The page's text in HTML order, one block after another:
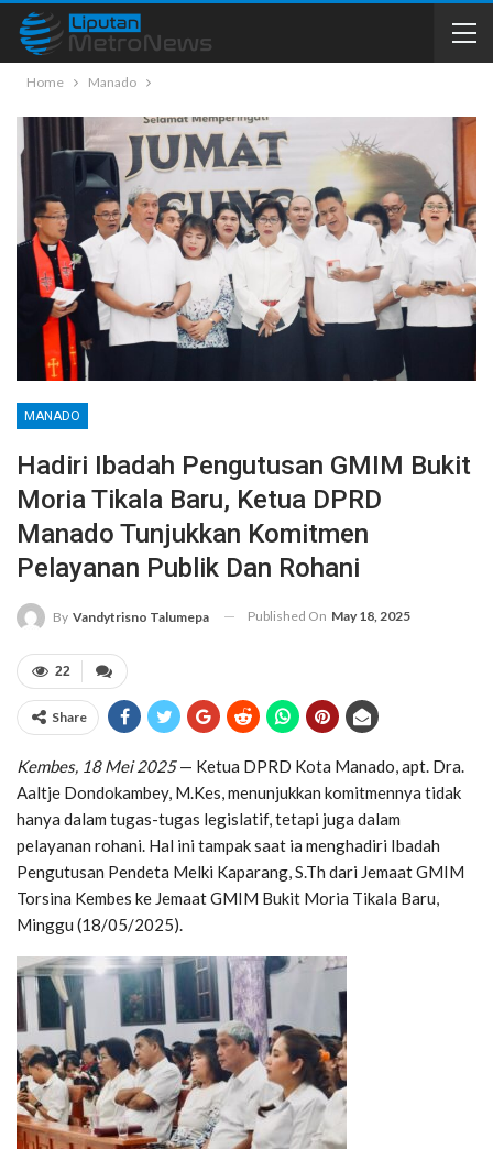
Home Manado
MANADO
Hadiri Ibadah Pengutusan GMIM Bukit
Moria Tikala Baru, Ketua DPRD
Manado Tunjukkan Komitmen
Pelayanan Publik Dan Rohani
By Vandytrisno Talumepa Published On May 18, 2025
22
Share
Kembes, 18 Mei 2025— Ketua DPRD Kota Manado, apt. Dra.
Aaltje Dondokambey, M.Kes, menunjukkan komitmennya tidak
hanya dalam tugas-tugas legislatif, tetapi juga dalam
pelayanan rohani. Hal ini tampak saat ia menghadiri Ibadah
Pengutusan Pendeta Melki Kaparang, S.Th dari Jemaat GMIM
Torsina Kembes ke Jemaat GMIM Bukit Moria Tikala Baru,
Minggu (18/05/2025).